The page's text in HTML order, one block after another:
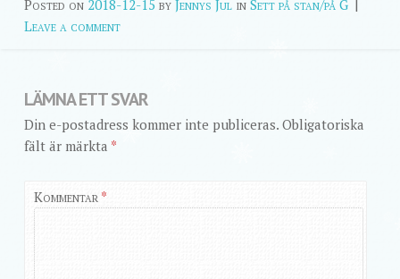
Posted on 2018-12-15 by Jennys Jul in Sett på stan/på G |
Leave a comment
LÄMNA ETT SVAR
Din e-postadress kommer inte publiceras. Obligatoriska
fält är märkta *
Kommentar *